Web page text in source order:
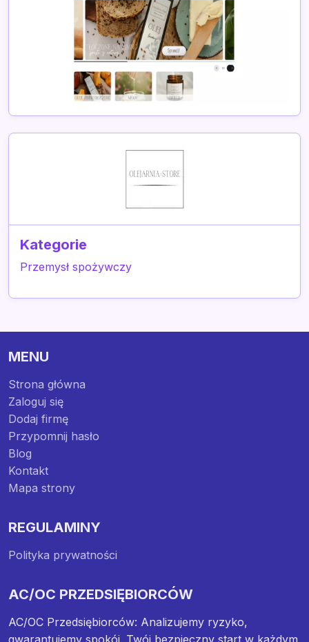
Kategorie
Przemysł spożywczy
MENU
Strona główna
Zaloguj się
Dodaj firmę
Przypomnij hasło
Blog
Kontakt
Mapa strony
REGULAMINY
Polityka prywatności
AC/OC PRZEDSIĘBIORCÓW
AC/OC Przedsiębiorców: Analizujemy ryzyko,
gwarantujemy spokój. Twój bezpieczny start w każdym